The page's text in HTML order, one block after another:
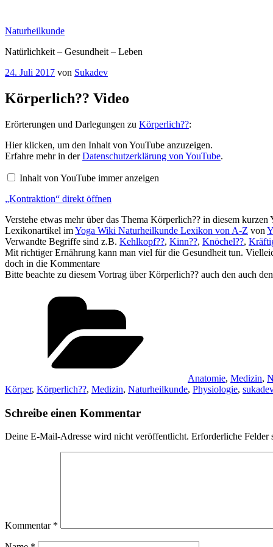
springen
Naturheilkunde
Natürlichkeit – Gesundheit – Leben
Veröffentlicht
24. Juli 2017 von Sukadev
Körperlich?? Video
Erörterungen und Darlegungen zu Körperlich??:
„Kontraktion“
von
YouTube
Hier klicken, um den Inhalt von YouTube anzuzeigen.
Erfahre mehr in derDatenschutzerklärung von YouTube.
Inhalt von YouTube immer anzeigen
„Kontraktion“ direkt öffnen
Verstehe etwas mehr über das Thema Körperlich?? in diesem
Lexikonartikel imYoga Wiki Naturheilkunde Lexikon von A-Z von
Verwandte Begriffe sind z.B. Kehlkopf??, Kinn??, Knöchel??,
Mit richtiger Ernährung kann man viel für die Gesundheit tun.
doch in die Kommentare
Bitte beachte zu diesem Vortrag über Körperlich?? auch den auch den
Anatomie, Medizin,
Körper, Körperlich??, Medizin, Naturheilkunde, Physiologie, sukadev
Schreibe einen Kommentar
Deine E-Mail-Adresse wird nicht veröffentlicht. Erforderliche Felder
Kommentar *